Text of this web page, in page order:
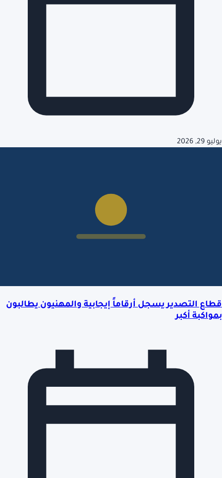
يوليو 29, 2026
قطاع التصدير يسجل أرقاماً إيجابية والمهنيون يطالبون
بمواكبة أكبر